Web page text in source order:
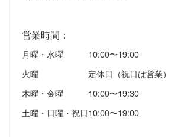
営業時間：
月曜・水曜
10:00〜19:00
火曜
定休日（祝日は営業）
木曜・金曜
10:00〜19:30
土曜・日曜・祝日10:00〜19:00